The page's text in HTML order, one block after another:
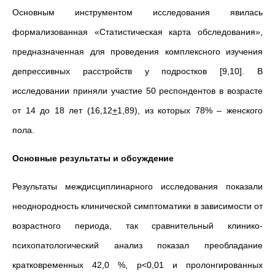
Основным инструментом исследования явилась
формализованная «Статистическая карта обследования»,
предназначенная для проведения комплексного изучения
депрессивных расстройств у подростков [9,10]. В
исследовании приняли участие 50 респондентов в возрасте
от 14 до 18 лет (16,12+1,89), из которых 78% – женского
пола.
Основные результаты и обсуждение
Результаты междисциплинарного исследования показали
неоднородность клинической симптоматики в зависимости от
возрастного периода, так сравнительный клинико-
психопатологический анализ показал преобладание
кратковременных 42,0 %, р<0,01 и пролонгированных